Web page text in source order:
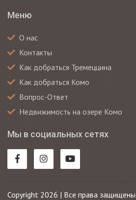
Меню
О нас
Контакты
Как добраться Тремеццина
Как добраться Комо
Вопрос-Ответ
Недвижимость на озере Комо
Мы в социальных сетях
Copyright 2026 | Все права защищены